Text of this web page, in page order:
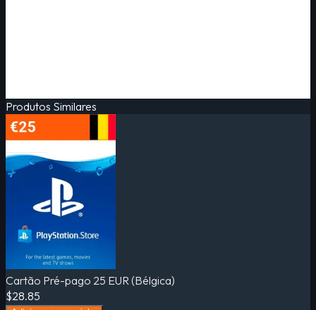
Produtos Similares
Cartão Pré-pago 25 EUR (Bélgica)
$28.85